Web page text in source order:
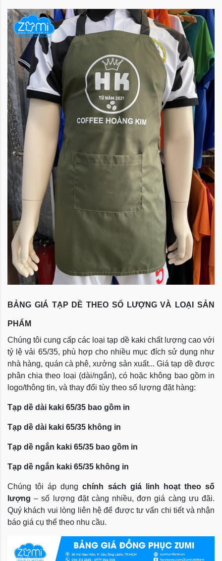
BẢNG GIÁ TẠP DỀ THEO SỐ LƯỢNG VÀ LOẠI SẢN
PHẨM
Chúng tôi cung cấp các loại tạp dề kaki chất lượng cao với
tỷ lệ vải 65/35, phù hợp cho nhiều mục đích sử dụng như
nhà hàng, quán cà phê, xưởng sản xuất... Giá tạp dề được
phân chia theo loại (dài/ngắn), có hoặc không bao gồm in
logo/thông tin, và thay đổi tùy theo số lượng đặt hàng:
Tạp dề dài kaki 65/35 bao gồm in
Tạp dề dài kaki 65/35 không in
Tạp dề ngắn kaki 65/35 bao gồm in
Tạp dề ngắn kaki 65/35 không in
Chúng tôi áp dụngchính sách giá linh hoạt theo số
lượng – số lượng đặt càng nhiều, đơn giá càng ưu đãi.
Quý khách vui lòng liên hệ để được tư vấn chi tiết và nhận
báo giá cụ thể theo nhu cầu.